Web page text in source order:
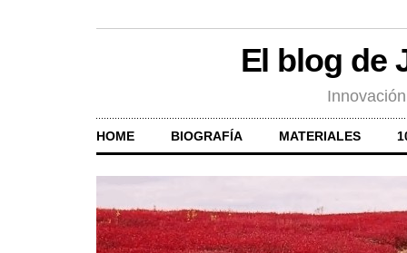
El blog de
HOME BIOGRAFÍA MATERIALES